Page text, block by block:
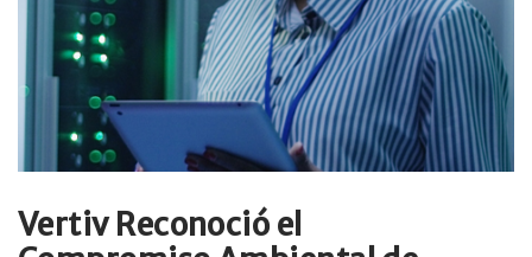
Vertiv Reconoció el